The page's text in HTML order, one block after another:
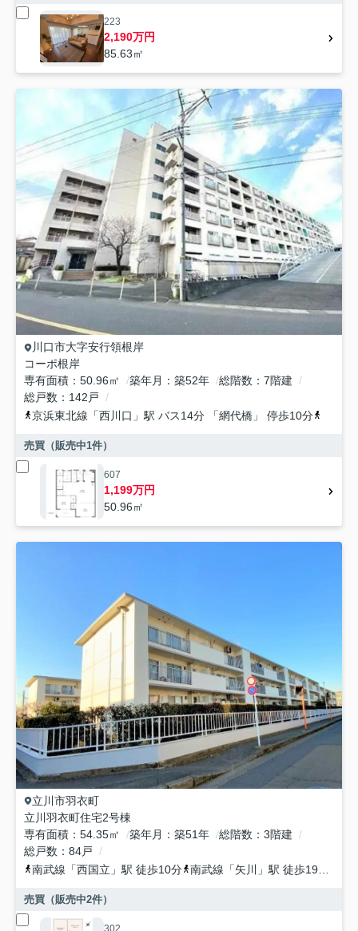
223
2,190万円
85.63㎡
川口市大字安行領根岸
コーポ根岸
専有面積
50.96㎡ 築年月 築52年 総階数
7階建
総戸数
142戸
京浜東北線 「西川口 」駅 バス14分 「網代橋」 停歩10分
売買（販売中1件）
607
1,199万円
50.96㎡
立川市羽衣町
立川羽衣町住宅2号棟
専有面積
54.35㎡ 築年月 築51年 総階数
3階建
総戸数
84戸
南武線 「西国立 」駅 徒歩10分 南武線 「矢川 」駅 徒歩19分
売買（販売中2件）
302